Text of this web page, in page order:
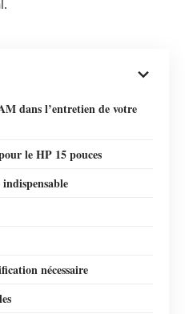
dans l’entretien de votre
le HP 15 pouces
nécessaire